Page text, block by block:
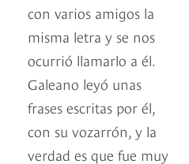
con varios amigos la
misma letra y se nos
ocurrió llamarlo a él.
Galeano leyó unas
frases escritas por él,
con su vozarrón, y la
verdad es que fue muy